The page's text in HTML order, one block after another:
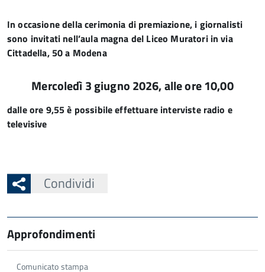
In occasione della cerimonia di premiazione, i giornalisti
sono invitati nell’aula magna del Liceo Muratori in via
Cittadella, 50 a Modena
Mercoledì 3 giugno 2026, alle ore 10,00
dalle ore 9,55 è possibile effettuare interviste radio e
televisive
Condividi
Approfondimenti
Comunicato stampa